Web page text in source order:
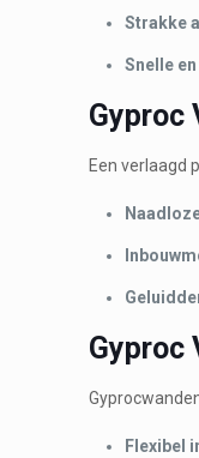
Strakke
Snelle
Gyproc
Een verlaagd
Gyproc
Flexibel